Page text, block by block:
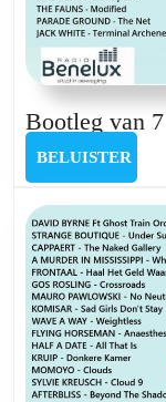
Bootleg van
BELUISTER